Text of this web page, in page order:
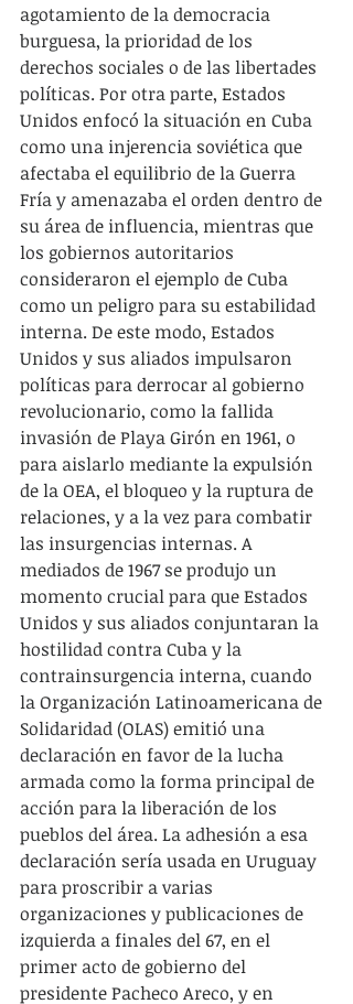
agotamiento de la democracia
burguesa, la prioridad de los
derechos sociales o de las libertades
políticas. Por otra parte, Estados
Unidos enfocó la situación en Cuba
como una injerencia soviética que
afectaba el equilibrio de la Guerra
Fría y amenazaba el orden dentro de
su área de influencia, mientras que
los gobiernos autoritarios
consideraron el ejemplo de Cuba
como un peligro para su estabilidad
interna. De este modo, Estados
Unidos y sus aliados impulsaron
políticas para derrocar al gobierno
revolucionario, como la fallida
invasión de Playa Girón en 1961, o
para aislarlo mediante la expulsión
de la OEA, el bloqueo y la ruptura de
relaciones, y a la vez para combatir
las insurgencias internas. A
mediados de 1967 se produjo un
momento crucial para que Estados
Unidos y sus aliados conjuntaran la
hostilidad contra Cuba y la
contrainsurgencia interna, cuando
la Organización Latinoamericana de
Solidaridad (OLAS) emitió una
declaración en favor de la lucha
armada como la forma principal de
acción para la liberación de los
pueblos del área. La adhesión a esa
declaración sería usada en Uruguay
para proscribir a varias
organizaciones y publicaciones de
izquierda a finales del 67, en el
primer acto de gobierno del
presidente Pacheco Areco, y en